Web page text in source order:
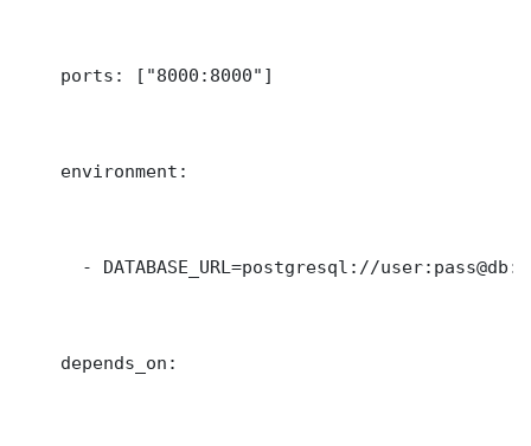
    ports: ["8000:8000"]
    environment:
- DATABASE_URL=postgresql://
    depends_on: